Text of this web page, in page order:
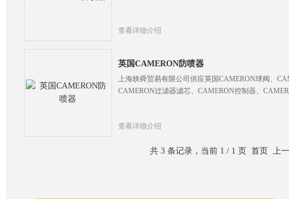
查看详细介绍
英国CAMERON防喷器
上海轶舜贸易有限公司供应英国CAMERON球阀、
CAMERON过滤器滤芯、CAMERON控制器、
查看详细介绍
共 3 条记录，当前 1 / 1 页 首页 上